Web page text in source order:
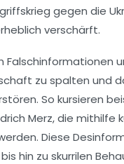
gegen die
verschärft.
zu spalten und
So kursieren
Merz, die mithilfe
Diese
hin zu skurrilen